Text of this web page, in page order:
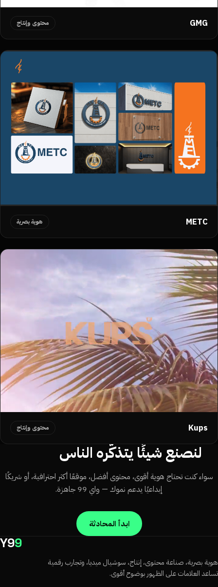
GMG محتوى وإنتاج
METC هوية بصرية
Kups محتوى وإنتاج
لنصنع شيئًا يتذكّره الناس
سواء كنت تحتاج هوية أقوى، محتوى أفضل، موقعًا أكثر احترافية، أو شريكًا
إبداعيًا يدعم نموك — واي 99 جاهزة.
ابدأ المحادثة
Y99
بصرية، صناعة محتوى، إنتاج، سوشيال ميديا، وتجارب رقمية
العلامات على الظهور بوضوح أقوى.